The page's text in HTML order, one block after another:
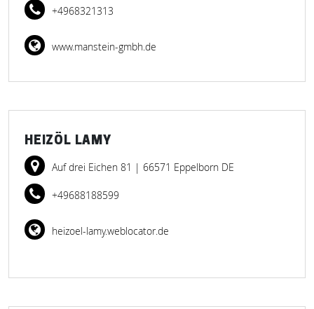
+4968321313
www.manstein-gmbh.de
HEIZÖL LAMY
Auf drei Eichen 81 | 66571 Eppelborn DE
+49688188599
heizoel-lamy.weblocator.de